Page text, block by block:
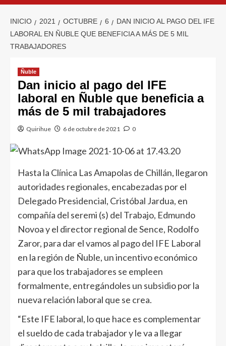
INICIO 2021 OCTUBRE 6
DAN INICIO AL PAGO DEL IFE
LABORAL EN ÑUBLE QUE BENEFICIA A MÁS DE 5 MIL
TRABAJADORES
Ñuble
Dan inicio al pago del IFE
laboral en Ñuble que beneficia a
más de 5 mil trabajadores
Quirihue 6 de octubre de 2021 0
Hasta la Clínica Las Amapolas de Chillán, llegaron
autoridades regionales, encabezadas por el
Delegado Presidencial, Cristóbal Jardua, en
compañía del seremi (s) del Trabajo, Edmundo
Novoa y el director regional de Sence, Rodolfo
Zaror, para dar el vamos al pago del IFE Laboral
en la región de Ñuble, un incentivo económico
para que los trabajadores se empleen
formalmente, entregándoles un subsidio por la
nueva relación laboral que se crea.
“Este IFE laboral, lo que hace es complementar
el sueldo de cada trabajador y le va a llegar